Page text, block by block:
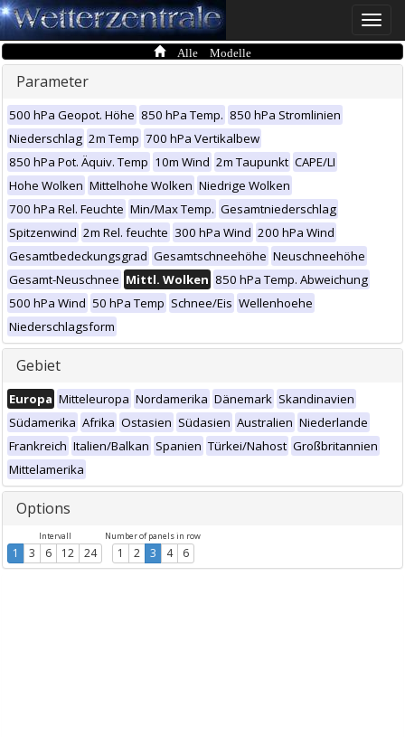
Toggle
Alle Modelle
Parameter
500 hPa Geopot. Höhe 850 hPa Temp. 850 hPa Stromlinien
Niederschlag 2m Temp 700 hPa Vertikalbew
850 hPa Pot. Äquiv. Temp 10m Wind 2m Taupunkt CAPE/LI
Hohe Wolken Mittelhohe Wolken Niedrige Wolken
700 hPa Rel. Feuchte Min/Max Temp. Gesamtniederschlag
Spitzenwind 2m Rel. feuchte 300 hPa Wind 200 hPa Wind
Gesamtbedeckungsgrad Gesamtschneehöhe Neuschneehöhe
Gesamt-Neuschnee Mittl. Wolken 850 hPa Temp. Abweichung
500 hPa Wind 50 hPa Temp Schnee/Eis Wellenhoehe
Niederschlagsform
Gebiet
Europa Mitteleuropa Nordamerika Dänemark Skandinavien
Südamerika Afrika Ostasien Südasien Australien Niederlande
Frankreich Italien/Balkan Spanien Türkei/Nahost Großbritannien
Mittelamerika
Options
Intervall
1 3 6 12 24
Number of panels in row
1 2 3 4 6